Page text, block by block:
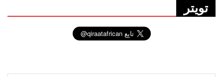
تويتر